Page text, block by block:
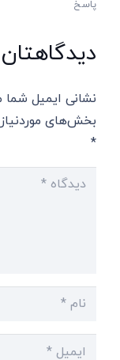
پاسخ
نشانی ایمیل
بخش‌های
*